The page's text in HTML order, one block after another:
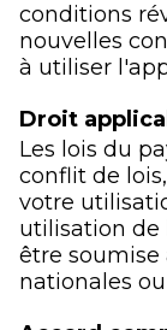
conditions
nouvelles
à utiliser
Droit
Les lois du
conflit de
votre
utilisation
être soumise
nationales